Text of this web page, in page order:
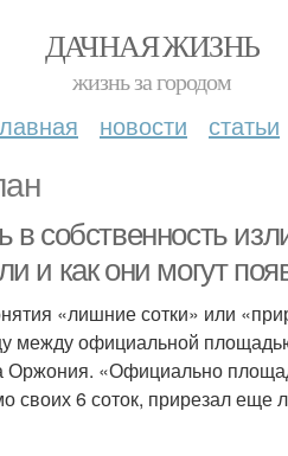
ДАЧНАЯ ЖИЗНЬ
жизнь за городом
новости статьи
в собственность
и как они могут
«лишние сотки» или
между официальной
«Официально
своих 6 соток, прирезал